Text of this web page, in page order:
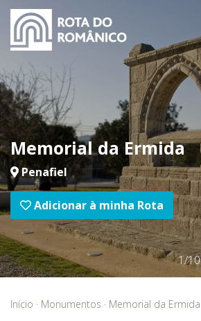
Memorial da Ermida
Penafiel
Adicionar à minha Rota
1/10
Início · Monumentos · Memorial da Ermida